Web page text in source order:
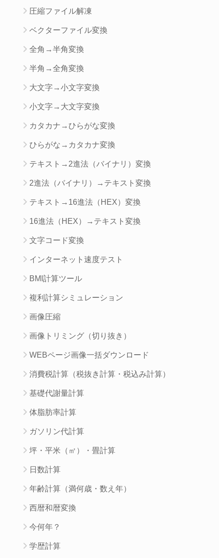
圧縮ファイル解凍
ベクターファイル変換
全角→半角変換
半角→全角変換
大文字→小文字変換
小文字→大文字変換
カタカナ→ひらがな変換
ひらがな→カタカナ変換
テキスト→2進法（バイナリ）変換
2進法（バイナリ）→テキスト変換
テキスト→16進法（HEX）変換
16進法（HEX）→テキスト変換
文字コード変換
インターネット速度テスト
BMI計算ツール
複利計算シミュレーション
画像圧縮
画像トリミング（切り抜き）
WEBページ画像一括ダウンロード
消費税計算（税抜き計算・税込み計算）
基礎代謝量計算
体脂肪率計算
ガソリン代計算
坪・平米（㎡）・畳計算
日数計算
年齢計算（満何歳・数え年）
西暦和暦変換
今何年？
学歴計算